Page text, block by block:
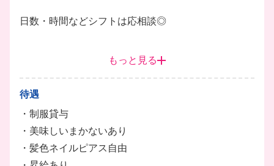
日数・時間などシフトは応相談◎
＊フルタイム可能な方、大歓迎！
＊副業・ＷワークOK
もっと見る
待遇
・制服貸与
・美味しいまかないあり
・髪色ネイルピアス自由